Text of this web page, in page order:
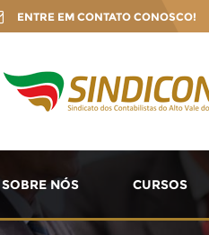
ENTRE EM CONTATO CONOSCO!
SOBRE NÓS CURSOS